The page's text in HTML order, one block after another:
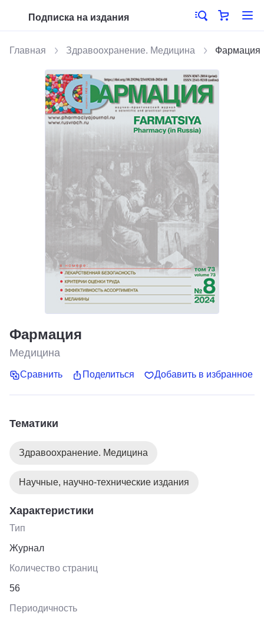
Подписка на издания
Главная Здравоохранение. Медицина Фармация
Фармация
Медицина
Сравнить Поделиться Добавить в избранное
Тематики
Здравоохранение. Медицина
Научные, научно-технические издания
Характеристики
Тип
Журнал
Количество страниц
56
Периодичность